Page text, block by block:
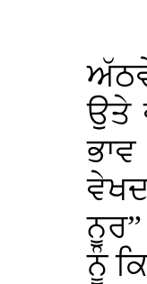
ਉਤੇ
ਨੂੰ